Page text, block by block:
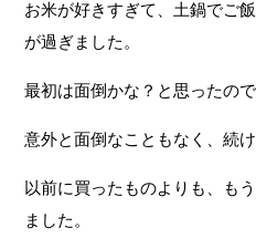
お米が好きすぎて、土鍋でご
が過ぎました。
最初は面倒かな？と思ったので
意外と面倒なこともなく、続
以前に買ったものよりも、も
ました。